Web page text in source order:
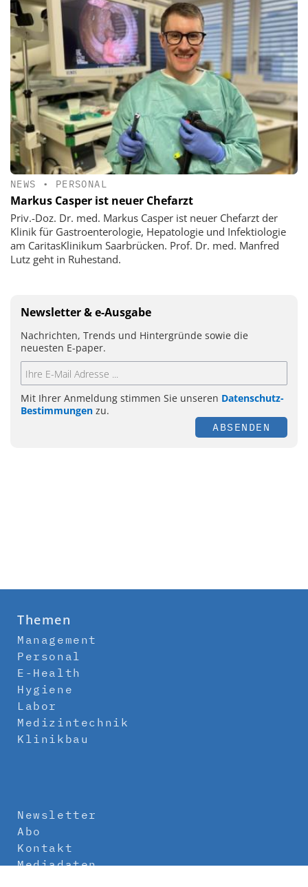
NEWS • PERSONAL
Markus Casper ist neuer Chefarzt
Priv.-Doz. Dr. med. Markus Casper ist neuer Chefarzt der
Klinik für Gastroenterologie, Hepatologie und Infektiologie
am CaritasKlinikum Saarbrücken. Prof. Dr. med. Manfred
Lutz geht in Ruhestand.
Newsletter & e-Ausgabe
Nachrichten, Trends und Hintergründe sowie die
neuesten E-paper.
Mit Ihrer Anmeldung stimmen Sie unseren Datenschutz-
Bestimmungen zu.
ABSENDEN
Themen
Management
Personal
E-Health
Hygiene
Labor
Medizintechnik
Klinikbau
Newsletter
Abo
Kontakt
Mediadaten